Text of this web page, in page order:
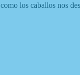
los caballos nos